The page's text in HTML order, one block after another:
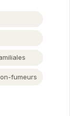
fumeurs